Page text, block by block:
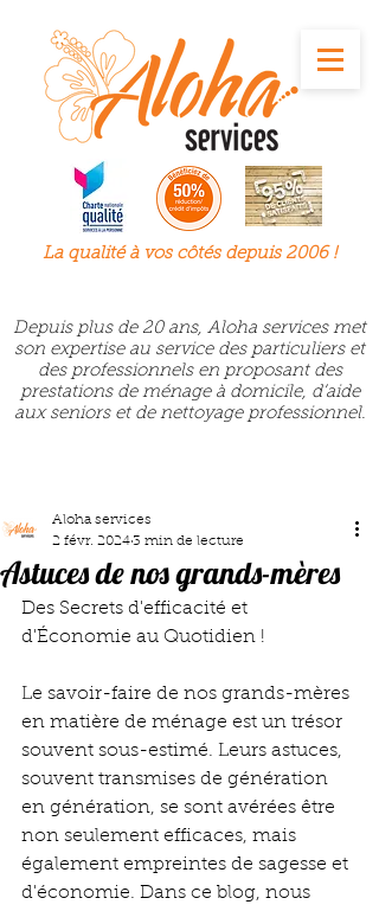
La qualité à voscôtés depuis 2006 !
Depuis plus de 20 ans, Aloha services met
son expertise au service des particuliers et
des professionnels en proposant des
prestations de ménage à domicile, d’aide
aux seniors et de nettoyage professionnel.
Astuces de nos grands-mères
Aloha services
2 févr. 20243 min de lecture
Des Secrets d'efficacité et
d'Économie au Quotidien !
Le savoir-faire de nos grands-mères
en matière de ménage est un trésor
souvent sous-estimé. Leurs astuces,
souvent transmises de génération
en génération, se sont avérées être
non seulement efficaces, mais
également empreintes de sagesse et
d'économie. Dans ce blog, nous